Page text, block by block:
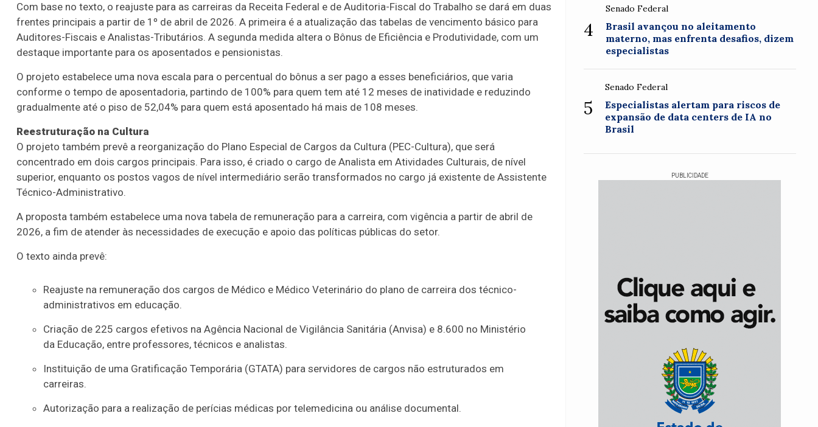
Com base no texto, o reajuste para as carreiras da Receita Federal e de Auditoria-Fiscal do Trabalho se dará em duas
frentes principais a partir de 1º de abril de 2026. A primeira é a atualização das tabelas de vencimento básico para
Auditores-Fiscais e Analistas-Tributários. A segunda medida altera o Bônus de Eficiência e Produtividade, com um
destaque importante para os aposentados e pensionistas.
O projeto estabelece uma nova escala para o percentual do bônus a ser pago a esses beneficiários, que varia
conforme o tempo de aposentadoria, partindo de 100% para quem tem até 12 meses de inatividade e reduzindo
gradualmente até o piso de 52,04% para quem está aposentado há mais de 108 meses.
Reestruturação na Cultura
O projeto também prevê a reorganização do Plano Especial de Cargos da Cultura (PEC-Cultura), que será
concentrado em dois cargos principais. Para isso, é criado o cargo de Analista em Atividades Culturais, de nível
superior, enquanto os postos vagos de nível intermediário serão transformados no cargo já existente de Assistente
Técnico-Administrativo.
A proposta também estabelece uma nova tabela de remuneração para a carreira, com vigência a partir de abril de
2026, a fim de atender às necessidades de execução e apoio das políticas públicas do setor.
O texto ainda prevê:
Reajuste na remuneração dos cargos de Médico e Médico Veterinário do plano de carreira dos técnico-
administrativos em educação.
Criação de 225 cargos efetivos na Agência Nacional de Vigilância Sanitária (Anvisa) e 8.600 no Ministério
da Educação, entre professores, técnicos e analistas.
Instituição de uma Gratificação Temporária (GTATA) para servidores de cargos não estruturados em
carreiras.
Autorização para a realização de perícias médicas por telemedicina ou análise documental.
4
Senado Federal
Brasil avançou no aleitamento
materno, mas enfrenta desafios, dizem
especialistas
5
Senado Federal
Especialistas alertam para riscos de
expansão de data centers de IA no
Brasil
PUBLICIDADE